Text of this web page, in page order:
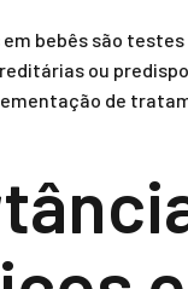
em bebês são
ou
de